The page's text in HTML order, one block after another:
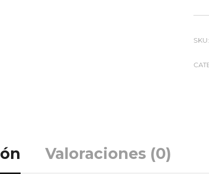
SKU:
Valoraciones (0)